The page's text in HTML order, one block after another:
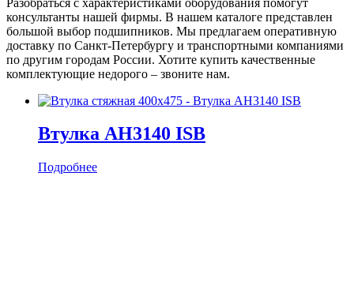
консультанты нашей фирмы. В нашем каталоге представлен
большой выбор подшипников. Мы предлагаем оперативную
доставку по Санкт-Петербургу и транспортными компаниями
по другим городам России. Хотите купить качественные
комплектующие недорого – звоните нам.
Втулка AH3140 ISB
Подробнее